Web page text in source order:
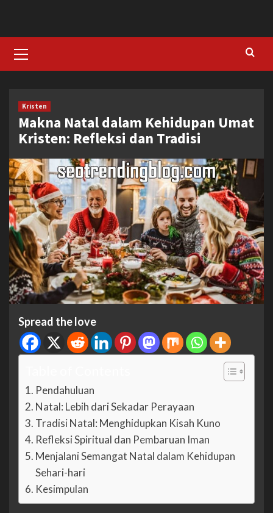
content
Menu
Kristen
Makna Natal dalam Kehidupan Umat
Kristen: Refleksi dan Tradisi
Spread the love
Pendahuluan
Natal: Lebih dari Sekadar Perayaan
Tradisi Natal: Menghidupkan Kisah Kuno
Refleksi Spiritual dan Pembaruan Iman
Menjalani Semangat Natal dalam Kehidupan
Sehari-hari
Kesimpulan